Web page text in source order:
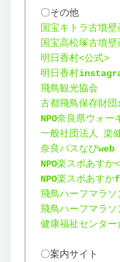
〇その他
国宝キトラ古墳
国宝高松塚古墳
明日香村<公式>
明日香村
飛鳥観光協会
古都飛鳥保存財団
NPO奈良県ウォー
一般社団法人 楽
奈良バスなびweb
NPO楽スポあすか
NPO楽スポあすか
飛鳥ハーフマラソ
飛鳥ハーフマラソ
健康福祉センター
〇案内サイト